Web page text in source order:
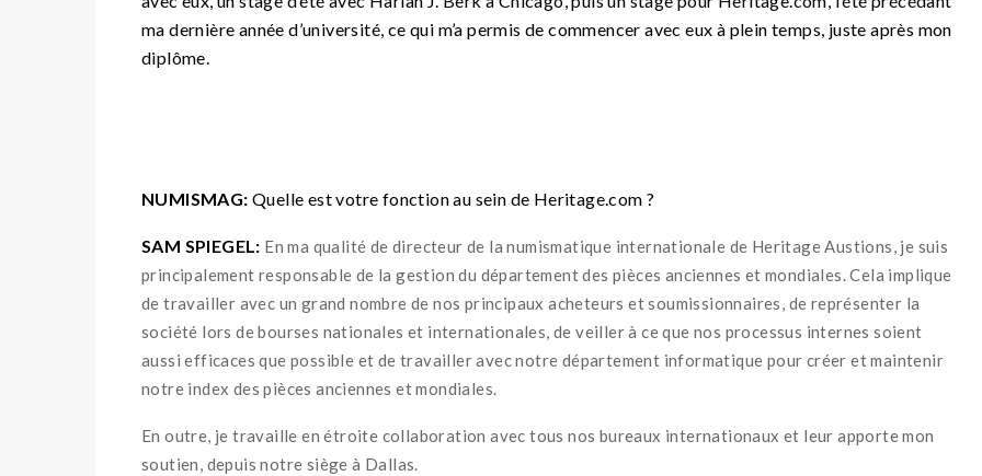
ma dernière année d’université, ce qui m’a permis de commencer avec eux à plein temps, juste après mon
diplôme.
NUMISMAG: Quelle est votre fonction au sein de Heritage.com ?
SAM SPIEGEL: En ma qualité de directeur de la numismatique internationale de Heritage Austions, je suis
principalement responsable de la gestion du département des pièces anciennes et mondiales. Cela implique
de travailler avec un grand nombre de nos principaux acheteurs et soumissionnaires, de représenter la
société lors de bourses nationales et internationales, de veiller à ce que nos processus internes soient
aussi efficaces que possible et de travailler avec notre département informatique pour créer et maintenir
notre index des pièces anciennes et mondiales.
En outre, je travaille en étroite collaboration avec tous nos bureaux internationaux et leur apporte mon
soutien, depuis notre siège à Dallas.